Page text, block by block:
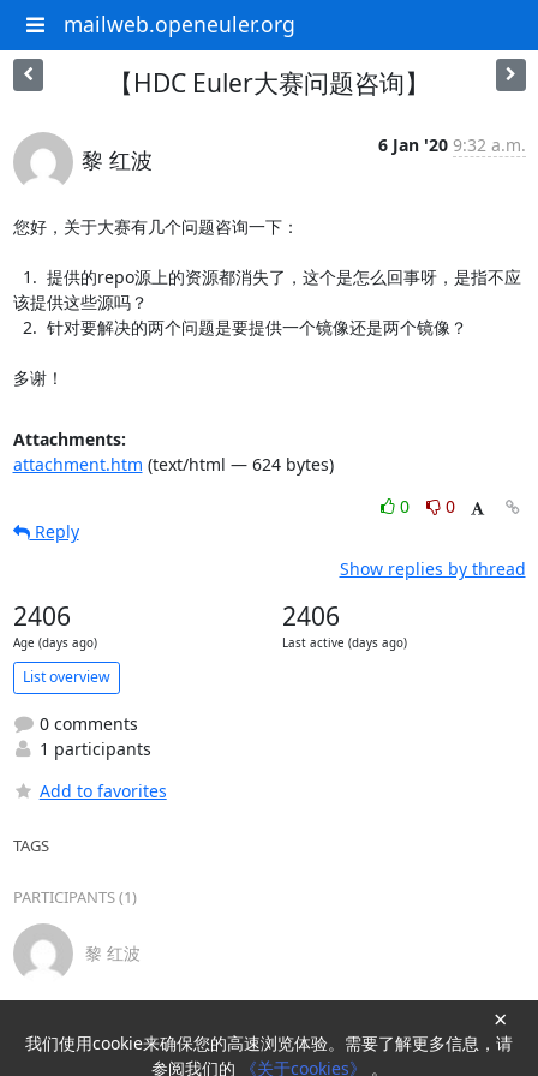
mailweb.openeuler.org
【HDC Euler大赛问题咨询】
黎 红波
6 Jan '20 9:32 a.m.
您好，关于大赛有几个问题咨询一下：
该提供这些源吗？
多谢！
Attachments:
attachment.htm (text/html — 624 bytes)
0
0
Reply
Show replies by thread
2406
Age (days ago)
2406
Last active (days ago)
List overview
0 comments
1 participants
Add to favorites
TAGS
PARTICIPANTS (1)
黎 红波
Powered byHyperKitty
我们使用cookie来确保您的高速浏览体验。需要了解更多信息，请
参阅我们的
《关于cookies》 。
×